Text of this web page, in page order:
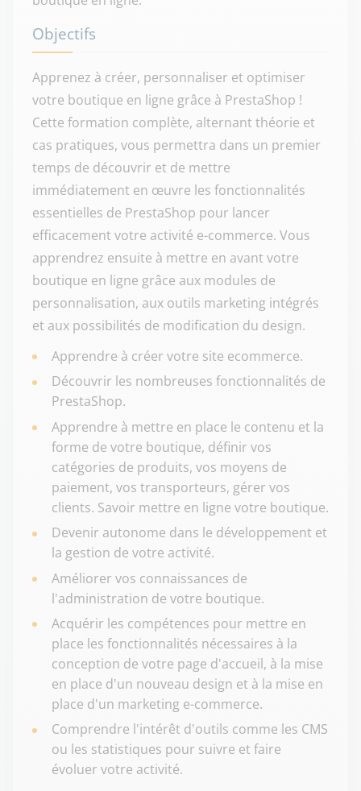
Objectifs
Apprenez à créer, personnaliser et optimiser
votre boutique en ligne grâce à PrestaShop !
Cette formation complète, alternant théorie et
cas pratiques, vous permettra dans un premier
temps de découvrir et de mettre
immédiatement en œuvre les fonctionnalités
essentielles de PrestaShop pour lancer
efficacement votre activité e-commerce. Vous
apprendrez ensuite à mettre en avant votre
boutique en ligne grâce aux modules de
personnalisation, aux outils marketing intégrés
et aux possibilités de modification du design.
Apprendre à créer votre site ecommerce.
Découvrir les nombreuses fonctionnalités de
PrestaShop.
Apprendre à mettre en place le contenu et la
forme de votre boutique, définir vos
catégories de produits, vos moyens de
paiement, vos transporteurs, gérer vos
clients. Savoir mettre en ligne votre boutique.
Devenir autonome dans le développement et
la gestion de votre activité.
Améliorer vos connaissances de
l'administration de votre boutique.
Acquérir les compétences pour mettre en
place les fonctionnalités nécessaires à la
conception de votre page d'accueil, à la mise
en place d'un nouveau design et à la mise en
place d'un marketing e-commerce.
Comprendre l'intérêt d'outils comme les CMS
ou les statistiques pour suivre et faire
évoluer votre activité.